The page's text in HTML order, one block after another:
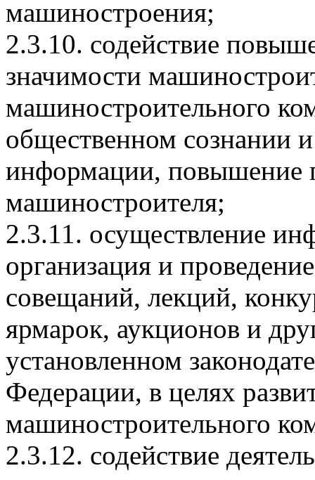
машиностроения;
2.3.10. содействие
значимости
машиностроительного
общественном сознании
информации, повышение
машиностроителя;
2.3.11. осуществление
организация и
совещаний, лекций,
ярмарок, аукционов и
установленном
Федерации, в целях
машиностроительного
2.3.12. содействие